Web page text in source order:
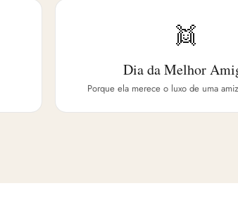
👯
Dia da Melhor
Porque ela merece o luxo de uma